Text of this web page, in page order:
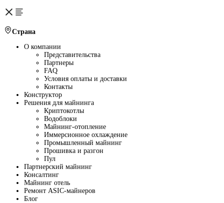
Страна
О компании
Представительства
Партнеры
FAQ
Условия оплаты и доставки
Контакты
Конструктор
Решения для майнинга
Криптокотлы
Водоблоки
Майнинг-отопление
Иммерсионное охлаждение
Промышленный майнинг
Прошивка и разгон
Пул
Партнерский майнинг
Консалтинг
Майнинг отель
Ремонт ASIC-майнеров
Блог